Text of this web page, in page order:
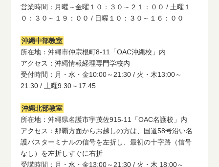
営業時間：月曜～金曜１０：３０～２１：００ / 土曜１
０：３０～１９：００ / 日曜１０：３０～１６：００
沖縄中部教室
所在地：沖縄市仲宗根町8-11「OAC沖縄校」内
アクセス：沖縄情報経理専門学校内
受付時間：月・水・金10:00～21:30 / 火・木13:00～
21:30 / 土曜9:30～17:45
沖縄北部教室
所在地：沖縄県名護市宇茂佐915-11「OAC名護校」内
アクセス：那覇方面からお越しの方は、国道58号沿い名
護バスターミナルの信号を左折し、最初の十字路（信号
なし）を左折しすぐに右折
受講時間：月・水・金13:00～21:30 / 火・木 18:00～